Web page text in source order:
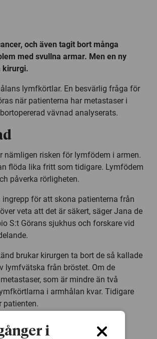
och även tagit bort många
med svullna armar. Men en ny
kirurgi.
lymfkörtlar. En besvärlig fråga för
när patienterna har metastaser i
vävnad analyserats.
risken för lymfödem i armen.
flöda lika fritt som tidigare. Lymfödem
påverka rörligheten.
för att skona patienterna från
veta att det är säkert, säger Jana de
S:t Görans sjukhus och forskare vid
brukar kirurgen ta bort de så kallade
lymfvätska från bröstet. Om de
som är mindre än två
i armhålan kvar. Tidigare
patienten.
metastaser
i